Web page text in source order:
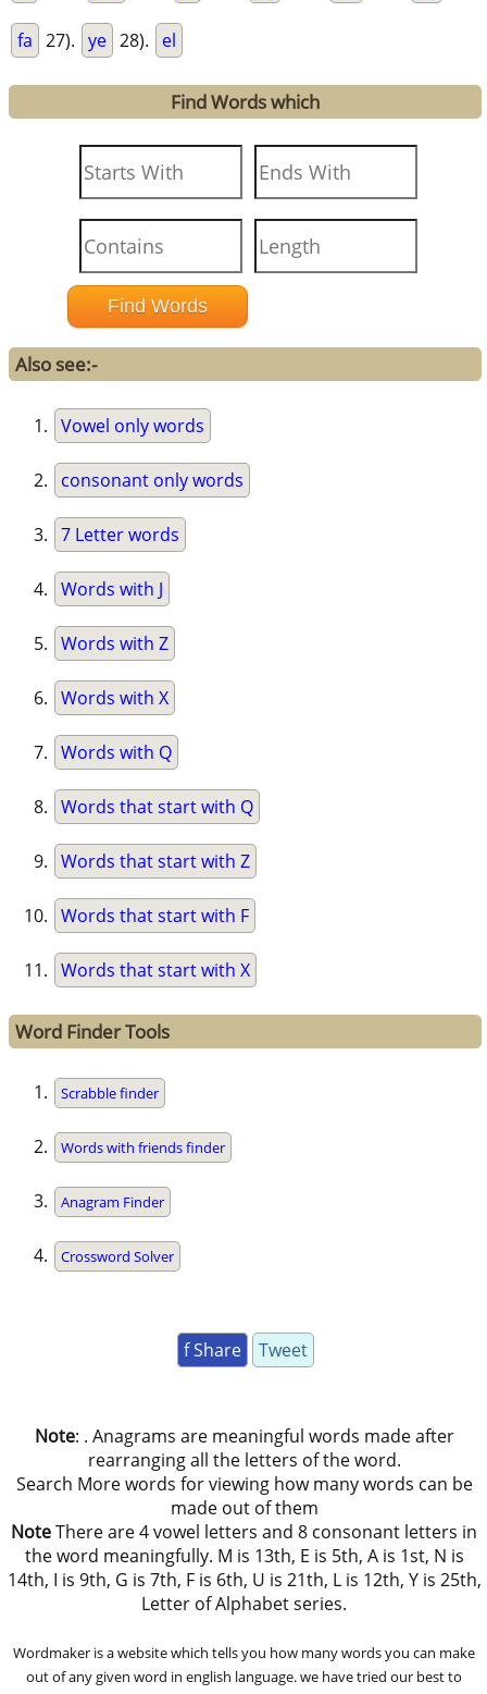
fa 27). ye 28). el
Find Words which
Also see:-
Vowel only words
consonant only words
7 Letter words
Words with J
Words with Z
Words with X
Words with Q
Words that start with Q
Words that start with Z
Words that start with F
Words that start with X
Word Finder Tools
Scrabble finder
Words with friends finder
Anagram Finder
Crossword Solver
f Share Tweet
Note: . Anagrams are meaningful words made after
rearranging all the letters of the word.
Search More words for viewing how many words can be
made out of them
NoteThere are 4 vowel letters and 8 consonant letters in
the word meaningfully. M is 13th, E is 5th, A is 1st, N is
14th, I is 9th, G is 7th, F is 6th, U is 21th, L is 12th, Y is 25th,
Letter of Alphabet series.
Wordmaker is a website which tells you how many words you can make
out of any given word in english language. we have tried our best to